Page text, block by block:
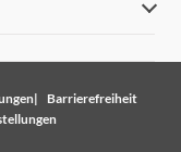
Barrierefreiheit